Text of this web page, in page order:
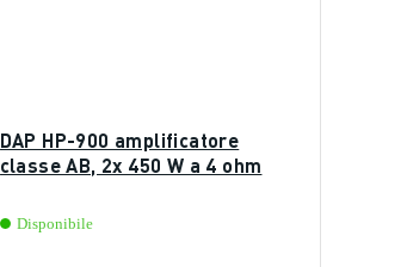
DAP HP-900 amplificatore
classe AB, 2x 450 W a 4 ohm
Disponibile